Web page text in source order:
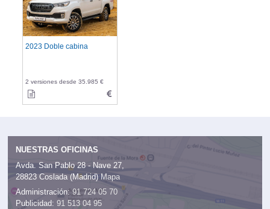
2023 Doble cabina
2 versiones desde 35.985 €
NUESTRAS OFICINAS
Avda. San Pablo 28 - Nave 27,
28823 Coslada (Madrid) Mapa
Administración: 91 724 05 70
Publicidad: 91 513 04 95